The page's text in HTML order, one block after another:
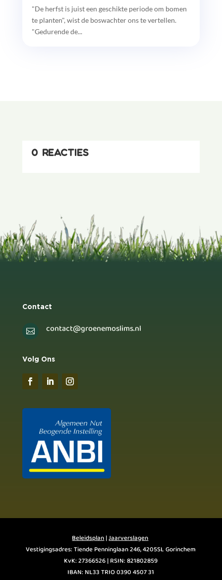
"De herfst is juist een geschikte periode om bomen
te planten", wist de boswachter ons te vertellen.
"Gedurende de...
0 reacties
Contact
 contact@groenemoslims.nl
Volg Ons
Beleidsplan|Jaarverslagen
Vestigingsadres: Tiende Penninglaan 246, 4205SL Gorinchem
KvK: 27366526 | RSIN: 821802859
IBAN: NL33 TRIO 0390 4507 31